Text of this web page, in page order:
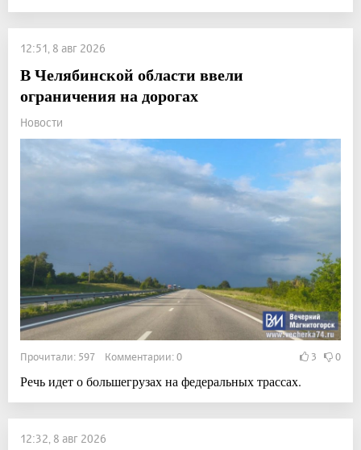
12:51, 8 авг 2026
В Челябинской области ввели
ограничения на дорогах
Новости
Прочитали: 597 Комментарии: 0 3 0
Речь идет о большегрузах на федеральных трассах.
12:32, 8 авг 2026